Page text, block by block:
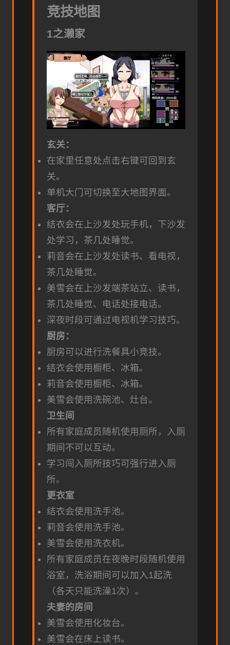
竞技地图
1之濑家
玄关：
在家里任意处点击右键可回到玄
关。
单机大门可切换至大地图界面。
客厅：
结衣会在上沙发处玩手机，下沙发
处学习，茶几处睡觉。
莉音会在上沙发处读书、看电视，
茶几处睡觉。
美雪会在上沙发端茶站立、读书，
茶几处睡觉、电话处接电话。
深夜时段可通过电视机学习技巧。
厨房：
厨房可以进行洗餐具小竞技。
结衣会使用橱柜、冰箱。
莉音会使用橱柜、冰箱。
美雪会使用洗碗池、灶台。
卫生间
所有家庭成员随机使用厕所，入厕
期间不可以互动。
学习闯入厕所技巧可强行进入厕
所。
更衣室
结衣会使用洗手池。
莉音会使用洗手池。
美雪会使用洗衣机。
所有家庭成员在夜晚时段随机使用
浴室，洗浴期间可以加入1起洗
（各天只能洗澡1次）。
夫妻的房间
美雪会使用化妆台。
美雪会在床上读书。